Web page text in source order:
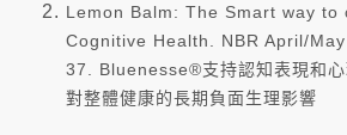
Lemon Balm: The Smart way to
Cognitive Health. NBR April/
37. Bluenesse®支持認知表現和
對整體健康的長期負面生理影響